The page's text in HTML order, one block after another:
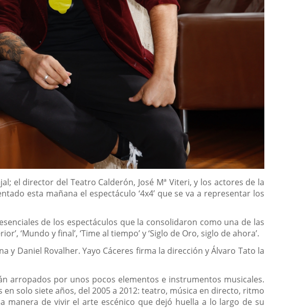
el director del Teatro Calderón, José Mª Viteri, y los actores de la
esta mañana el espectáculo ‘4x4’ que se va a representar los
de los espectáculos que la consolidaron como una de las
‘Mundo y final’, ‘Time al tiempo’ y ‘Siglo de Oro, siglo de ahora’.
y Daniel Rovalher. Yayo Cáceres firma la dirección y Álvaro Tato la
arropados por unos pocos elementos e instrumentos musicales.
solo siete años, del 2005 a 2012: teatro, música en directo, ritmo
de vivir el arte escénico que dejó huella a lo largo de su